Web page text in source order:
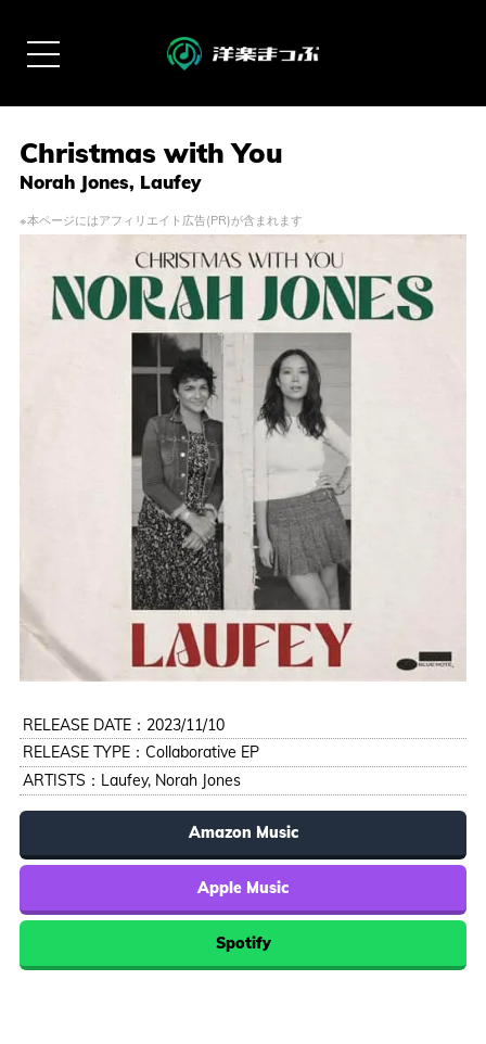
Christmas with You
Norah Jones, Laufey
※本ページにはアフィリエイト広告(PR)が含まれます
RELEASE DATE：2023/11/10
RELEASE TYPE：Collaborative EP
ARTISTS： Laufey, Norah Jones
Amazon Music
Apple Music
Spotify